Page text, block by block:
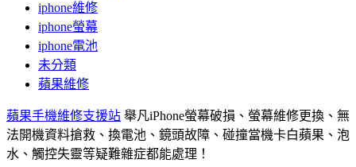
iphone維修
iphone螢幕
iphone電池
未分類
蘋果維修
蘋果手機維修支援站 舉凡iPhone螢幕破損、螢幕維修更換、無
法開機資料搶救、換電池、鏡頭故障、碰撞當機卡白蘋果、泡
水、觸控失靈等疑難雜症都能處理！